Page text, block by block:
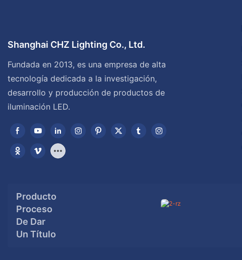
Shanghai CHZ Lighting Co., Ltd.
Fundada en 2013, es una empresa de alta
tecnología dedicada a la investigación,
desarrollo y producción de productos de
iluminación LED.
Producto
Proceso
De Dar
Un Título